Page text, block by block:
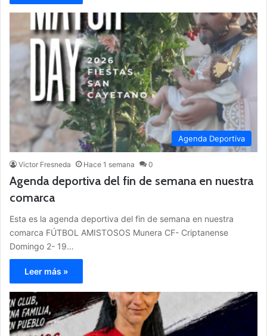
Agenda Deportiva
Victor Fresneda Hace 1 semana 0
Agenda deportiva del fin de semana en nuestra
comarca
Esta es la agenda deportiva del fin de semana en nuestra
comarca FÚTBOL AMISTOSOS Munera CF- Criptanense
Domingo 2- 19…
Leer más »